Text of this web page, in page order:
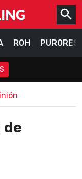
ROH
de